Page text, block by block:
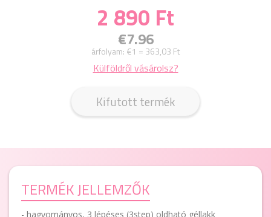
2 890 Ft
€7.96
árfolyam: €1 = 363,03 Ft
Külföldről vásárolsz?
Kifutott termék
TERMÉK JELLEMZŐK
- hagyományos, 3 lépéses (3step) oldható géllakk